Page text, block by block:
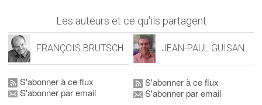
Les auteurs et ce qu'ils partagent
FRANÇOIS BRUTSCH
S'abonner à ce flux
S'abonner par email
JEAN-PAUL GUISAN
S'abonner à ce flux
S'abonner par email